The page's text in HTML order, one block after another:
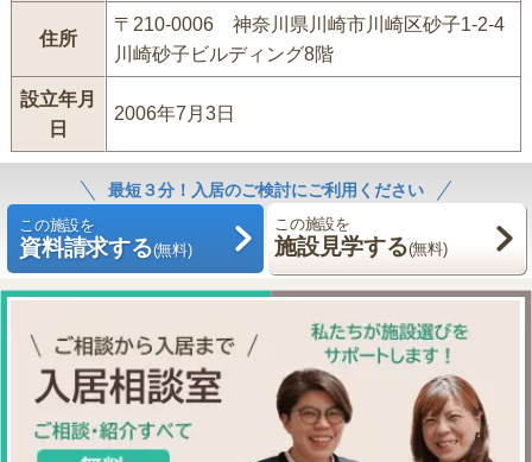
住所
〒210-0006 神奈川県川崎市川崎区砂子1-2-4
川崎砂子ビルディング8階
設立年月
日
2006年7月3日
最短３分！入居のご検討にご利用ください
この施設を
資料請求する(無料)
この施設を
施設見学する(無料)